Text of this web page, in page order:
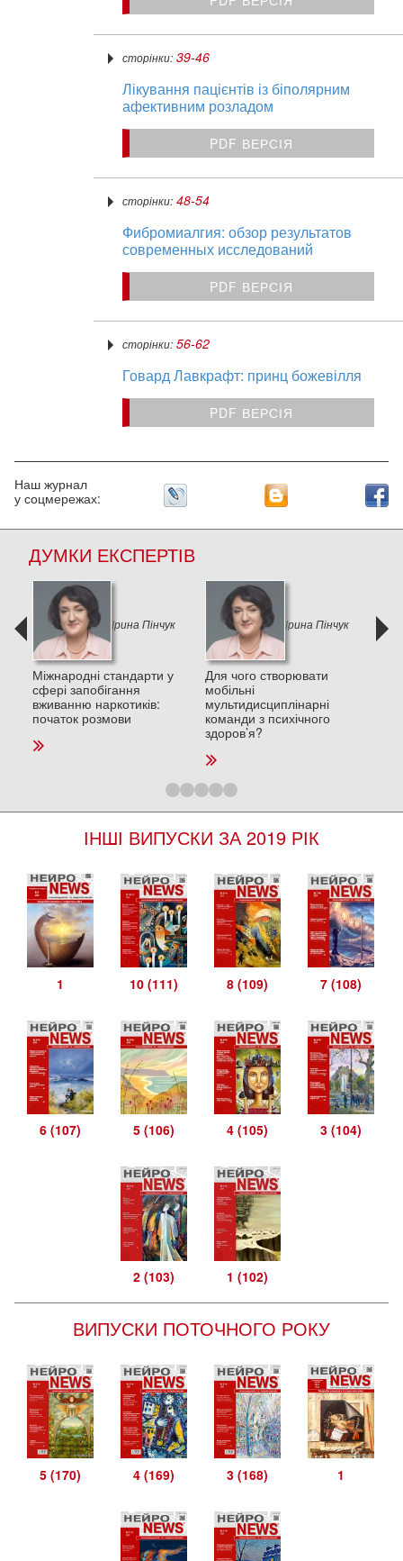
сторінки: 39-46
Лікування пацієнтів із біполярним
афективним розладом
PDF ВЕРСІЯ
сторінки: 48-54
Фибромиалгия: обзор результатов
современных исследований
PDF ВЕРСІЯ
сторінки: 56-62
Говард Лавкрафт: принц божевілля
PDF ВЕРСІЯ
Наш журнал
у соцмережах:
ДУМКИ ЕКСПЕРТІВ
Ірина Пінчук
Міжнародні стандарти у
сфері запобігання
вживанню наркотиків:
початок розмови
Ірина Пінчук
Для чого створювати
мобільні
мультидисциплінарні
команди з психічного
здоров’я?
ІНШІ ВИПУСКИ ЗА 2019 РІК
1 10 (111) 8 (109) 7 (108)
6 (107) 5 (106) 4 (105) 3 (104)
2 (103) 1 (102)
ВИПУСКИ ПОТОЧНОГО РОКУ
5 (170) 4 (169) 3 (168) 1